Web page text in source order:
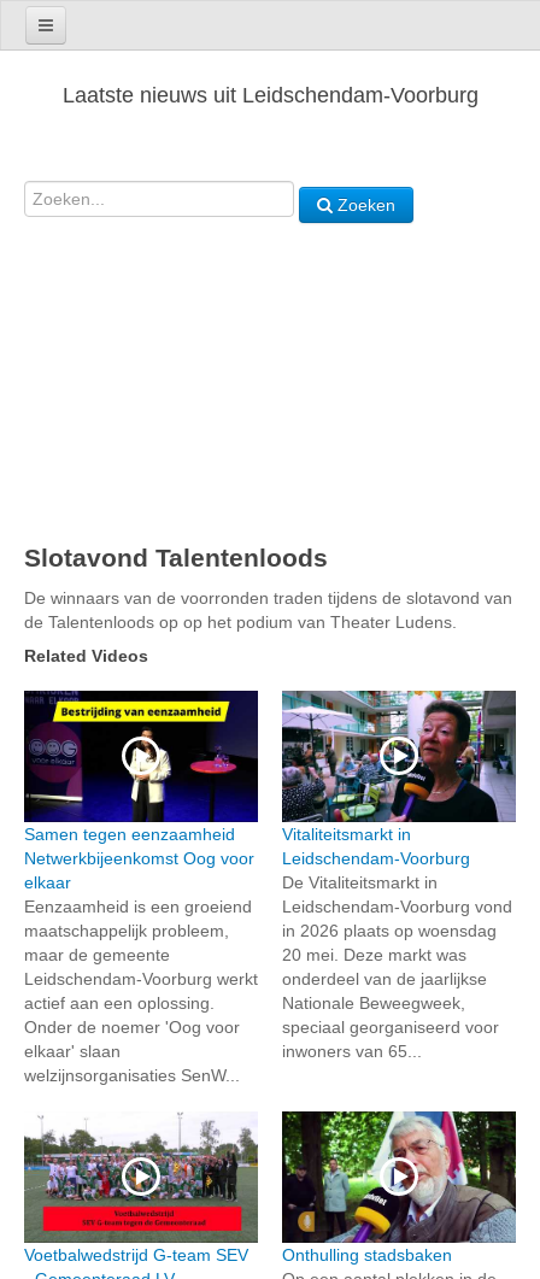
Laatste nieuws uit Leidschendam-Voorburg
Zoeken
Slotavond Talentenloods
De winnaars van de voorronden traden tijdens de slotavond van
de Talentenloods op op het podium van Theater Ludens.
Related Videos
Samen tegen eenzaamheid
Netwerkbijeenkomst Oog voor
elkaar
Eenzaamheid is een groeiend
maatschappelijk probleem,
maar de gemeente
Leidschendam-Voorburg werkt
actief aan een oplossing.
Onder de noemer 'Oog voor
elkaar' slaan
welzijnsorganisaties SenW...
Vitaliteitsmarkt in
Leidschendam-Voorburg
De Vitaliteitsmarkt in
Leidschendam-Voorburg vond
in 2026 plaats op woensdag
20 mei. Deze markt was
onderdeel van de jaarlijkse
Nationale Beweegweek,
speciaal georganiseerd voor
inwoners van 65...
Voetbalwedstrijd G-team SEV
Onthulling stadsbaken